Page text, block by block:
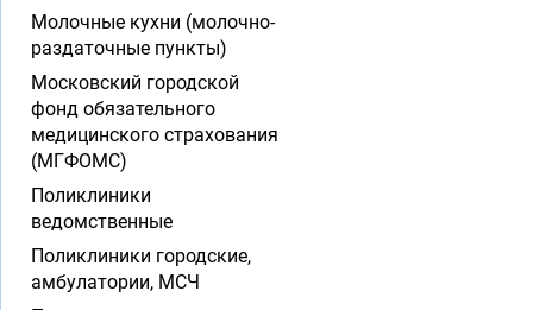
Молочные кухни (молочно-
раздаточные пункты)
Московский городской
фонд обязательного
медицинского страхования
(МГФОМС)
Поликлиники
ведомственные
Поликлиники городские,
амбулатории, МСЧ